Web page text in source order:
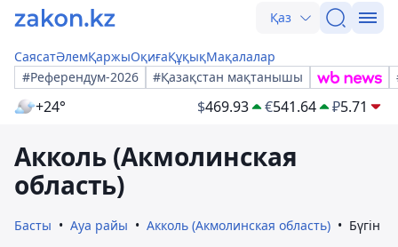
Қаз
СаясатӘлемҚаржыОқиғаҚұқықМақалалар
#Референдум-2026
#Қазақстан мақтанышы
+24° $469.93 €541.64 ₽5.71
Акколь (Акмолинская
область)
Басты Ауа райы Акколь (Акмолинская область) Бүгін